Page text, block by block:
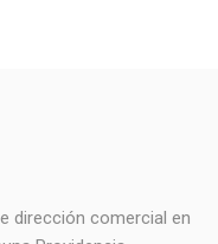
dirección comercial en